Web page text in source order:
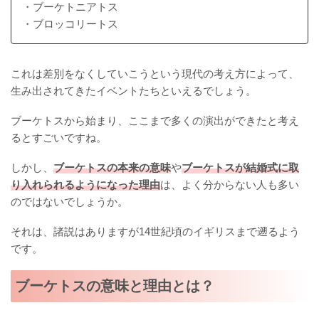
・ブーケトニアトス
・ブロッコリートス
これは差別をなくしていこうという現代の考え方によって、
生み出されてきたイベントたちといえるでしょう。
ブーケトスから始まり、ここまで多くの演出ができたと考え
るとすごいですね。
しかし、 ブーケトスの本来の意味やブーケトスが結婚式に取
り入れられるようになった理由は、よく分からない人も多い
のではないでしょうか。
それは、諸説はありますが14世紀頃のイギリスまで遡るよう
です。
ブーケトスの意味と理由とは？